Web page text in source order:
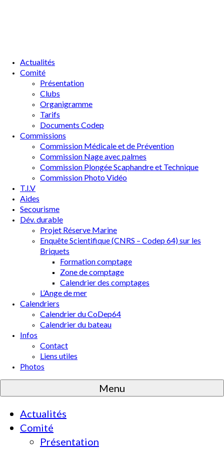
Actualités
Comité
Présentation
Clubs
Organigramme
Tarifs
Documents Codep
Commissions
Commission Médicale et de Prévention
Commission Nage avec palmes
Commission Plongée Scaphandre et Technique
Commission Photo Vidéo
T.I.V
Aides
Secourisme
Dév. durable
Projet Réserve Marine
Enquête Scientifique (CNRS – Codep 64) sur les
Briquets
Formation comptage
Zone de comptage
Calendrier des comptages
L’Ange de mer
Calendriers
Calendrier du CoDep64
Calendrier du bateau
Infos
Contact
Liens utiles
Photos
Menu
Actualités
Comité
Présentation